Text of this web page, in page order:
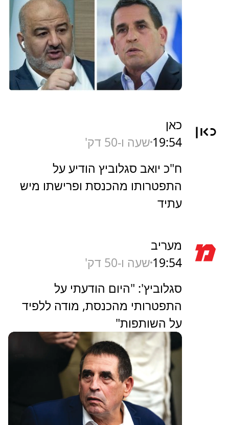
כאן
19:54 שעה ו-50 דק'
ח"כ יואב סגלוביץ הודיע על
התפטרותו מהכנסת ופרישתו מיש
עתיד
מעריב
19:54 שעה ו-50 דק'
סגלוביץ': "היום הודעתי על
התפטרותי מהכנסת, מודה ללפיד
על השותפות"